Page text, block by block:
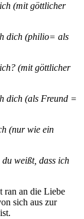
(mit göttlicher
dich (philio= als
(mit göttlicher
dich (als Freund =
(nur wie ein
weißt, dass ich
ran an die Liebe
sich aus zur